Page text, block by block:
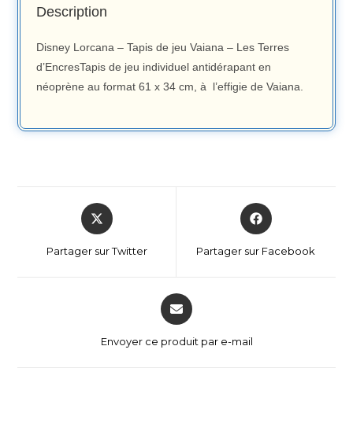
Description
Disney Lorcana – Tapis de jeu Vaiana – Les Terres
d’EncresTapis de jeu individuel antidérapant en
néoprène au format 61 x 34 cm, à l’effigie de Vaiana.
Partager sur Twitter Partager sur Facebook
Envoyer ce produit par e-mail